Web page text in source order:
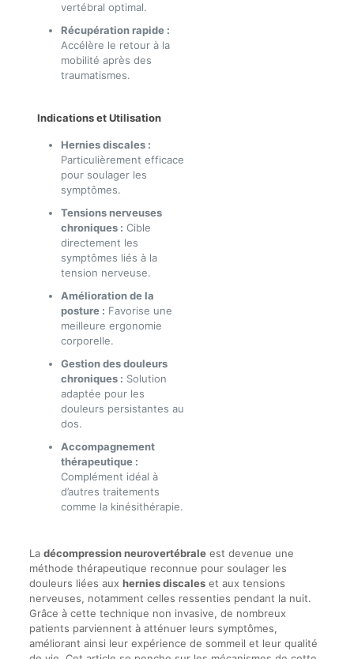
vertébral optimal.
Récupération rapide :
Accélère le retour à la
mobilité après des
traumatismes.
Indications et Utilisation
Hernies discales :
Particulièrement efficace
pour soulager les
symptômes.
Tensions nerveuses
chroniques : Cible
directement les
symptômes liés à la
tension nerveuse.
Amélioration de la
posture : Favorise une
meilleure ergonomie
corporelle.
Gestion des douleurs
chroniques : Solution
adaptée pour les
douleurs persistantes au
dos.
Accompagnement
thérapeutique :
Complément idéal à
d’autres traitements
comme la kinésithérapie.
La décompression neurovertébraleest devenue une
méthode thérapeutique reconnue pour soulager les
douleurs liées aux hernies discaleset aux tensions
nerveuses, notamment celles ressenties pendant la nuit.
Grâce à cette technique non invasive, de nombreux
patients parviennent à atténuer leurs symptômes,
améliorant ainsi leur expérience de sommeil et leur qualité